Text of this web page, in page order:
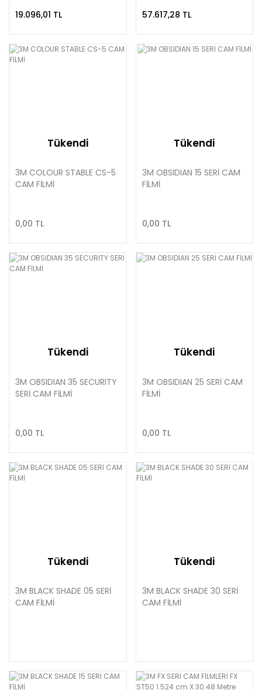
19.096,01 TL 57.617,28 TL
Tükendi
3M COLOUR STABLE CS-5
CAM FİLMİ
0,00 TL
Tükendi
3M OBSIDIAN 15 SERİ CAM
FİLMİ
0,00 TL
Tükendi
3M OBSIDIAN 35 SECURITY
SERİ CAM FİLMİ
0,00 TL
Tükendi
3M OBSIDIAN 25 SERİ CAM
FİLMİ
0,00 TL
Tükendi
3M BLACK SHADE 05 SERİ
CAM FİLMİ
Tükendi
3M BLACK SHADE 30 SERİ
CAM FİLMİ